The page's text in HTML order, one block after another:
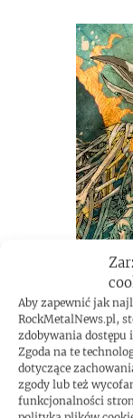
Aby zapewnić jak
RockMetalNews.pl,
zdobywania
Zgoda na te
dotyczące
zgody lub też
funkcjonalności